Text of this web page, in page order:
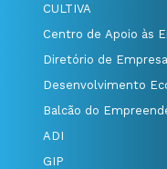
CULTIVA
Centro de Apoio às
Diretório de
Desenvolvimento
Balcão do
ADI
GIP